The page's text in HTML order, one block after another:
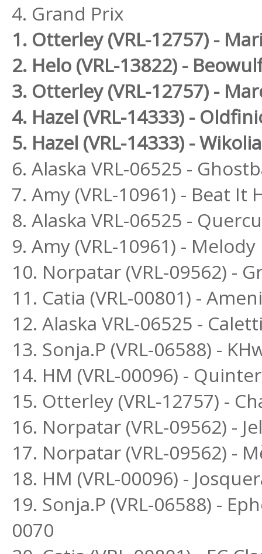
4. Grand Prix
1. Otterley (VRL-12757) -
2. Helo (VRL-13822) -
3. Otterley (VRL-12757) -
4. Hazel (VRL-14333) -
5. Hazel (VRL-14333) - Wikolia
6. Alaska VRL-06525 -
7. Amy (VRL-10961) - Beat It
8. Alaska VRL-06525 -
9. Amy (VRL-10961) -
10. Norpatar (VRL-09562) -
11. Catia (VRL-00801) -
12. Alaska VRL-06525 -
13. Sonja.P (VRL-06588) -
14. HM (VRL-00096) -
15. Otterley (VRL-12757) -
16. Norpatar (VRL-09562) -
17. Norpatar (VRL-09562) -
18. HM (VRL-00096) -
19. Sonja.P (VRL-06588) -
0070